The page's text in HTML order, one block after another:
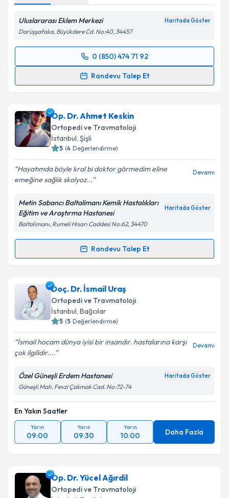
Uluslararası Eklem Merkezi Haritada Göster
Darüşşafaka, Büyükdere Cd. No:40, 34457
0 (850) 474 71 92
Randevu Talep Et
Randevu Takvimi Talebi
takvim hazırlandığında e-posta ile bilgilendireceğiz.
E-posta Adresiniz
Kişisel verilerimin işlenmesine ilişkin
kapsamda işlenmesini kabul ediyorum.
Takvim Talebini Gönder
Op. Dr. Ahmet Keskin
Ortopedi ve Travmatoloji
İstanbul, Şişli
5 (4 Değerlendirme)
Hayatımda böyle kral bi doktor görmedim eline
emeğine sağlık skolyoz...
Devamı
Metin Sabancı Baltalimanı Kemik Hastalıkları
Eğitim ve Araştırma Hastanesi
Haritada Göster
Baltalimanı, Rumeli Hisarı Caddesi No:62, 34470
Randevu Talep Et
Randevu Takvimi Talebi
Op. Dr. Ahmet Keskiniçin randevu takvimi talebi
oluşturun. Size bu uzmandan randevu almanız için bir
takvim hazırlandığında e-posta ile bilgilendireceğiz.
Kişisel verilerimin işlenmesine ilişkin
Aydınlatma
Metni'ni okudum ve kişisel verilerimin belirtilen
kapsamda işlenmesini kabul ediyorum.
Takvim Talebini Gönder
Doç. Dr. İsmail Uraş
Ortopedi ve Travmatoloji
İstanbul, Bağcılar
5 (5 Değerlendirme)
İsmail hocam dünya iyisi bir insandır. hastalarına karşı
çok ilgilidir....
Devamı
Özel Güneşli Erdem Hastanesi Haritada Göster
Güneşli Mah. Fevzi Çakmak Cad. No:72-74
En Yakın Saatler
Yarın
09:00
Yarın
09:30
Yarın
10:00 Daha Fazla
Op. Dr. Yücel Ağırdil
Ortopedi ve Travmatoloji